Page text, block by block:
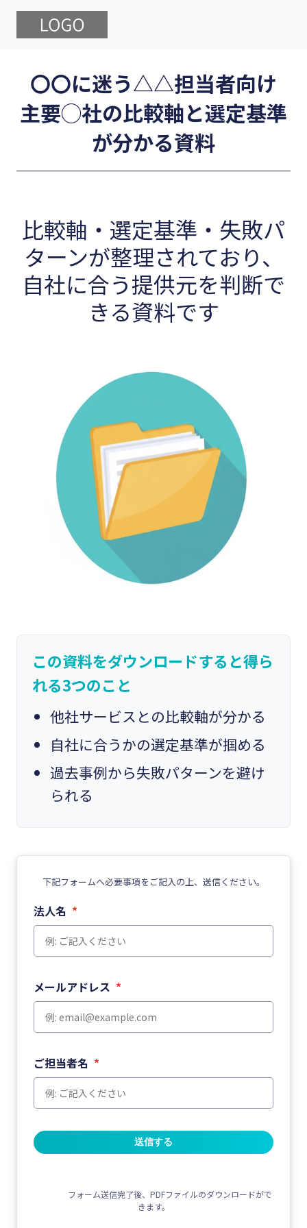
〇〇に迷う△△担当者向け
主要◯社の比較軸と選定基準
が分かる資料
比較軸・選定基準・失敗パ
ターンが整理されており、
自社に合う提供元を判断で
きる資料です
この資料をダウンロードすると得ら
れる3つのこと
他社サービスとの比較軸が分かる
自社に合うかの選定基準が掴める
過去事例から失敗パターンを避け
られる
下記フォームへ必要事項をご記入の上、送信ください。
法人名 *
メールアドレス *
ご担当者名 *
送信する
きます。